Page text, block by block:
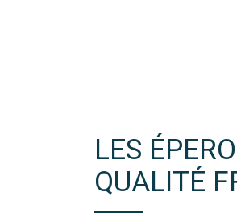
LES
QUALITÉ